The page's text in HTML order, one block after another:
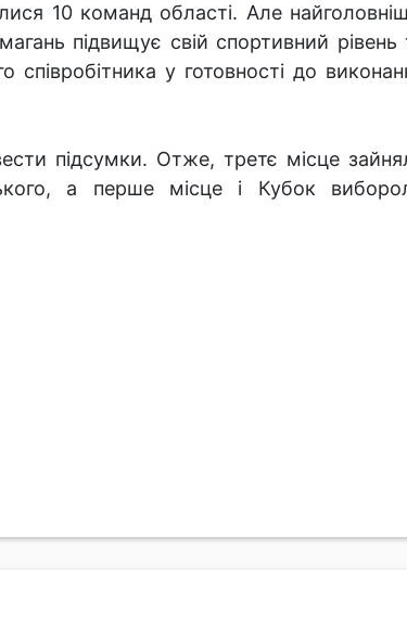
10 команд області. Але
підвищує свій спортивний рівень
у готовності до
підсумки. Отже, третє місце
а перше місце і Кубок